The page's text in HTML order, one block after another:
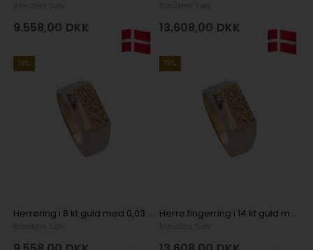
9.558,00 DKK 13.608,00 DKK
19%
Herrering i 8 kt guld med 0,03 ct diamant
19%
Herre fingerring i 14 kt guld med brillant i Dansk design